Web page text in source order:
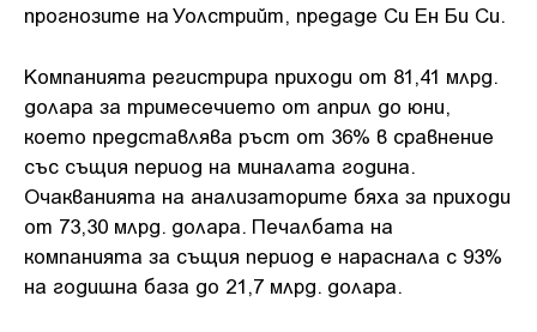
прогнозите на Уолстрийт, предаде Си Ен Би Си.
Компанията регистрира приходи от 81,41 млрд.
долара за тримесечието от април до юни,
което представлява ръст от 36% в сравнение
със същия период на миналата година.
Очакванията на анализаторите бяха за приходи
от 73,30 млрд. долара. Печалбата на
компанията за същия период е нараснала с 93%
на годишна база до 21,7 млрд. долара.